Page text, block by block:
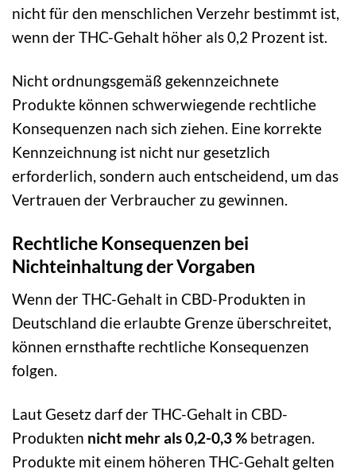
nicht für den menschlichen Verzehr bestimmt ist,
wenn der THC-Gehalt höher als 0,2 Prozent ist.
Nicht ordnungsgemäß gekennzeichnete
Produkte können schwerwiegende rechtliche
Konsequenzen nach sich ziehen. Eine korrekte
Kennzeichnung ist nicht nur gesetzlich
erforderlich, sondern auch entscheidend, um das
Vertrauen der Verbraucher zu gewinnen.
Rechtliche Konsequenzen bei
Nichteinhaltung der Vorgaben
Wenn der THC-Gehalt in CBD-Produkten in
Deutschland die erlaubte Grenze überschreitet,
können ernsthafte rechtliche Konsequenzen
folgen.
Laut Gesetz darf der THC-Gehalt in CBD-
Produkten nicht mehr als 0,2-0,3 % betragen.
Produkte mit einem höheren THC-Gehalt gelten